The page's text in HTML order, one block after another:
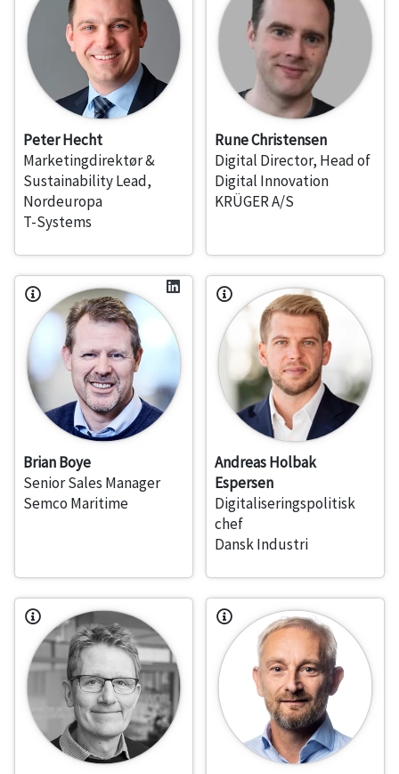
Peter Hecht
Marketingdirektør &
Sustainability Lead,
Nordeuropa
T-Systems
Rune Christensen
Digital Director, Head of
Digital Innovation
KRÜGER A/S
Brian Boye
Senior Sales Manager
Semco Maritime
Andreas Holbak
Espersen
Digitaliseringspolitisk
chef
Dansk Industri